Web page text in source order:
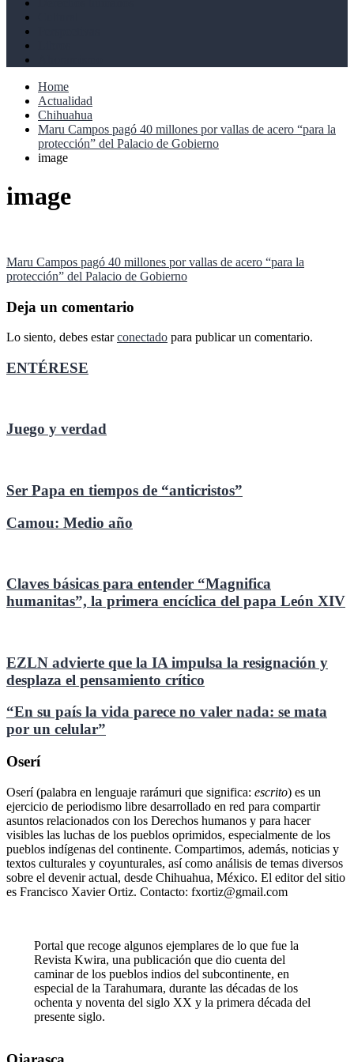
Home
Actualidad
Chihuahua
Maru Campos pagó 40 millones por vallas de acero “para la
protección” del Palacio de Gobierno
image
image
Navegación
de
entradas
Maru Campos pagó 40 millones por vallas de acero “para la
protección” del Palacio de Gobierno
Deja un comentario
Lo siento, debes estarconectado para publicar un comentario.
ENTÉRESE
Juego y verdad
Ser Papa en tiempos de “anticristos”
Camou: Medio año
Claves básicas para entender “Magnifica
humanitas”, la primera encíclica del papa León XIV
EZLN advierte que la IA impulsa la resignación y
desplaza el pensamiento crítico
“En su país la vida parece no valer nada: se mata
por un celular”
Oserí
Oserí (palabra en lenguaje rarámuri que significa: escrito) es un
ejercicio de periodismo libre desarrollado en red para compartir
asuntos relacionados con los Derechos humanos y para hacer
visibles las luchas de los pueblos oprimidos, especialmente de los
pueblos indígenas del continente. Compartimos, además, noticias y
textos culturales y coyunturales, así como análisis de temas diversos
sobre el devenir actual, desde Chihuahua, México. El editor del sitio
es Francisco Xavier Ortiz. Contacto: fxortiz@gmail.com
Portal que recoge algunos ejemplares de lo que fue la
Revista Kwira, una publicación que dio cuenta del
caminar de los pueblos indios del subcontinente, en
especial de la Tarahumara, durante las décadas de los
ochenta y noventa del siglo XX y la primera década del
presente siglo.